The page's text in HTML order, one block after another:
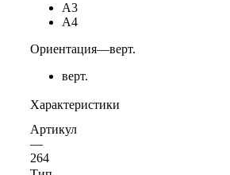
А3
А4
Ориентация—верт.
верт.
Характеристики
Артикул
—
264